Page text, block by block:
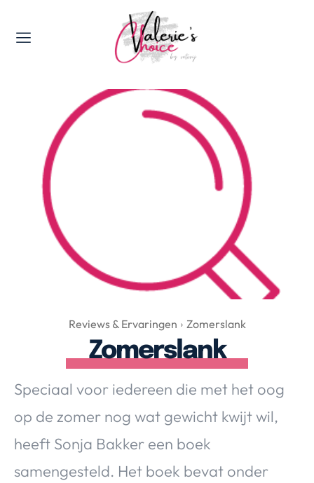
Valerie's Topics
Travel & Culture
Food & Drinks
Happyness & Opmerkelijk
Lifestyle, Sport & Duurzaamheid
Over Valerie
Over Valerie
De Top 5
Contact
VALERIE'S CHOICE
Food & Drinks Health & Beauty Gadgets
Huis & Tuin
Reviews & Ervaringen Zomerslank
Zomerslank
Speciaal voor iedereen die met het oog
op de zomer nog wat gewicht kwijt wil,
heeft Sonja Bakker een boek
samengesteld. Het boek bevat onder